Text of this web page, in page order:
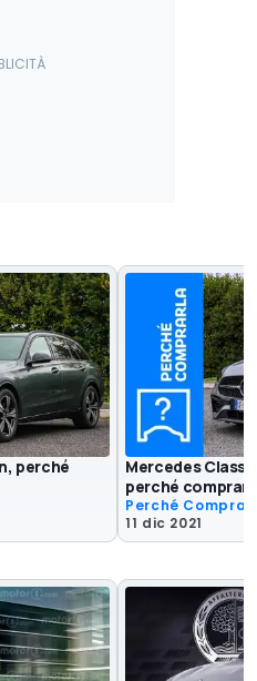
perché
Mercedes
perché
Perché
11 dic 2021